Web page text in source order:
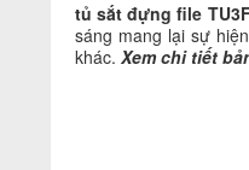
tủ sắt đựng file
sáng mang lại sự
khác. Xem chi tiết